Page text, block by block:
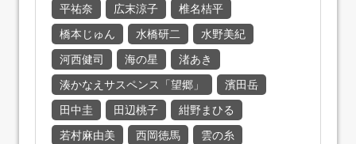
平祐奈
広末涼子
椎名桔平
橋本じゅん
水橋研二
水野美紀
河西健司
海の星
渚あき
湊かなえサスペンス「望郷」
濱田岳
田中圭
田辺桃子
紺野まひる
若村麻由美
西岡徳馬
雲の糸